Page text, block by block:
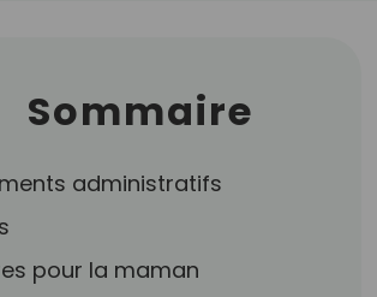
Sommaire
administratifs
pour la maman